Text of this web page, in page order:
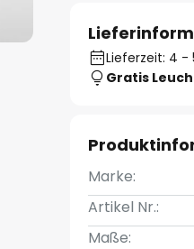
Lieferzeit: 4 -
Gratis
Marke:
Artikel Nr.:
Maße: